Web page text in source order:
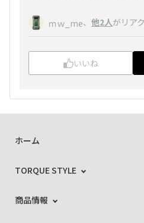
ｍｗ_me、 他2人がリア
いいね
ホーム
TORQUE STYLE
商品情報